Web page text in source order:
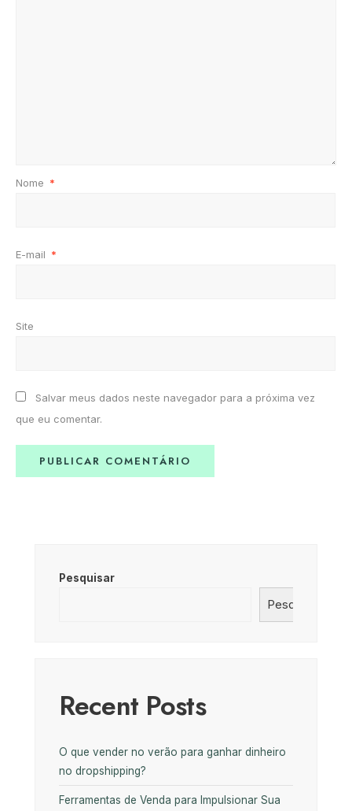
Nome *
E-mail *
Site
Salvar meus dados neste navegador para a próxima vez
que eu comentar.
Pesquisar
Pesquisar
Recent Posts
O que vender no verão para ganhar dinheiro
no dropshipping?
Ferramentas de Venda para Impulsionar Sua